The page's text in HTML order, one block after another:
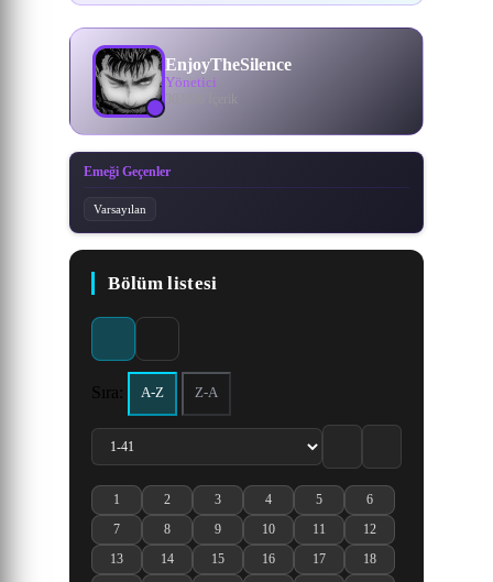
EnjoyTheSilence
Yönetici
303936 İçerik
Emeği Geçenler
Varsayılan
Bölüm listesi
Sıra: A-Z Z-A
1Shen Mu (Tomb of Fallen Gods) 3rd Season 1. Bölüm izle
2Shen Mu (Tomb of Fallen Gods) 3rd Season 2. Bölüm izle
3Shen Mu (Tomb of Fallen Gods) 3rd Season 3.
4Shen Mu (Tomb of Fallen Gods) 3rd
5Shen Mu (Tomb of Fallen
6Shen Mu (Tomb of
7Shen Mu (Tomb of Fallen Gods) 3rd Season 7. Bölüm izle
8Shen Mu (Tomb of Fallen Gods) 3rd Season 8. Bölüm izle
9Shen Mu (Tomb of Fallen Gods) 3rd Season 9.
10Shen Mu (Tomb of Fallen Gods) 3rd
11Shen Mu (Tomb of Fallen
12Shen Mu (Tomb of
13Shen Mu (Tomb of Fallen Gods) 3rd Season 13. Bölüm izle
14Shen Mu (Tomb of Fallen Gods) 3rd Season 14. Bölüm izle
15Shen Mu (Tomb of Fallen Gods) 3rd Season 15.
16Shen Mu (Tomb of Fallen Gods) 3rd
17Shen Mu (Tomb of Fallen
18Shen Mu (Tomb of